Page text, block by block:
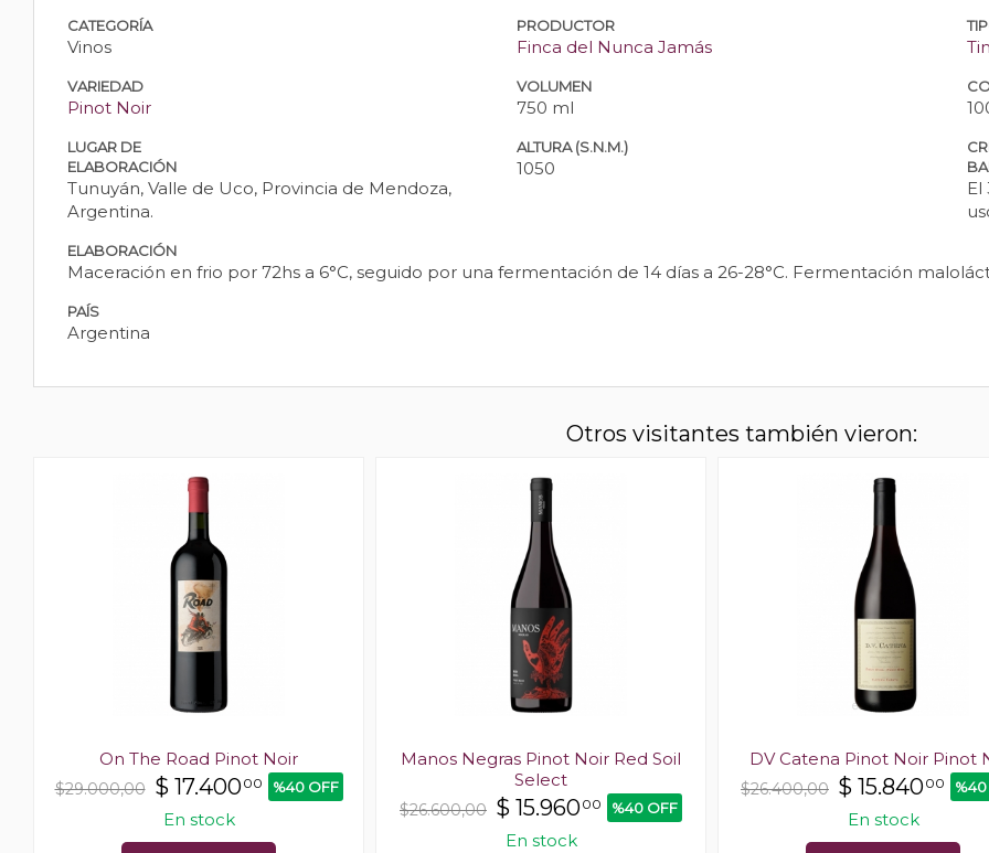
CATEGORÍA
Vinos
PRODUCTOR
Finca del Nunca Jamás
VARIEDAD
Pinot Noir
VOLUMEN
750 ml
LUGAR DE
ELABORACIÓN
Tunuyán, Valle de Uco, Provincia de Mendoza,
Argentina.
ALTURA (S.N.M.)
1050
El
ELABORACIÓN
Maceración en frio por 72hs a 6°C, seguido por una fermentación de 14 días a 26-28°C. Fermentación
PAÍS
Argentina
Otros visitantes también vieron:
On The Road Pinot Noir
$29.000,00 $ 17.40000 %40 OFF
En stock
Manos Negras Pinot Noir Red Soil
Select
$26.600,00 $ 15.96000 %40 OFF
En stock
DV Catena Pinot Noir Pinot
$26.400,00 $ 15.84000
En stock